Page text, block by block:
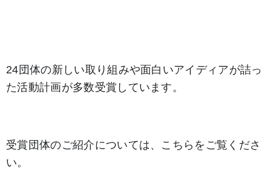
24団体の新しい取り組みや面白いアイディアが詰っ
た活動計画が多数受賞しています。
受賞団体のご紹介については、こちらをご覧くださ
い。